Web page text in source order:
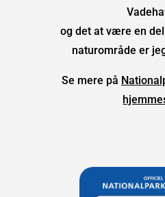
og det at være en
naturområde er
Se mere på